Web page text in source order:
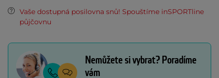
Vaše dostupná posilovna snů! Spouštíme inSPORTline
půjčovnu
Nemůžete si vybrat? Poradíme
vám